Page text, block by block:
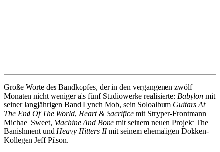
Große Worte des Bandkopfes, der in den vergangenen zwölf
Monaten nicht weniger als fünf Studiowerke realisierte: Babylon mit
seiner langjährigen Band Lynch Mob, sein Soloalbum Guitars At
The End Of The World, Heart & Sacrifice mit Stryper-Frontmann
Michael Sweet, Machine And Bone mit seinem neuen Projekt The
Banishment und Heavy Hitters IImit seinem ehemaligen Dokken-
Kollegen Jeff Pilson.